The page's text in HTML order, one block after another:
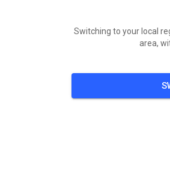
Switching to your local
area,